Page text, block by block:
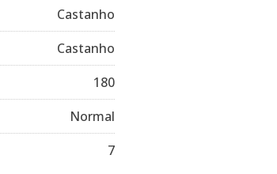
Castanho
Castanho
180
Normal
7